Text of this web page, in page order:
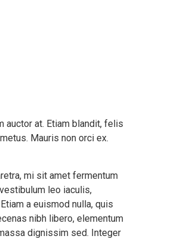
auctor at. Etiam blandit, felis
Mauris non orci ex.
mi sit amet fermentum
leo iaculis,
a euismod nulla, quis
nibh libero, elementum
dignissim sed. Integer